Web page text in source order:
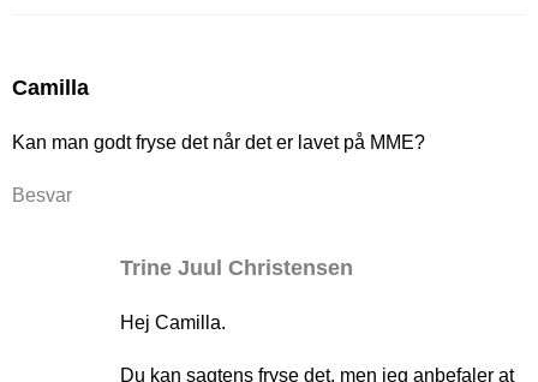
Camilla
Kan man godt fryse det når det er lavet på MME?
Besvar
Trine Juul Christensen
Hej Camilla.
Du kan sagtens fryse det, men jeg anbefaler at